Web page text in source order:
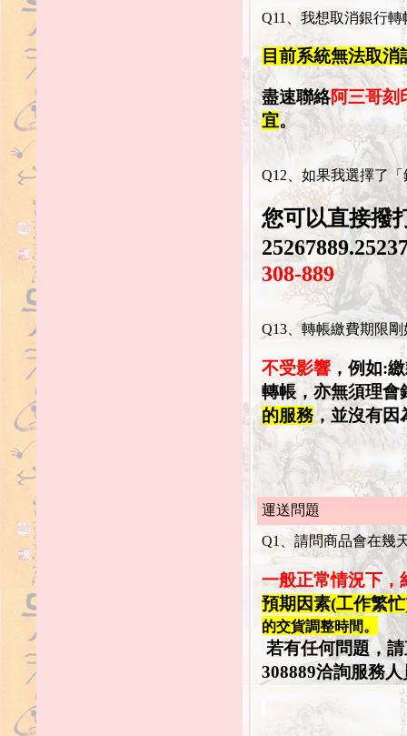
Q11、我想取消銀行
目前系統無法取消
盡速聯絡阿三哥刻
宜。
Q12、如果我選擇了
您可以直接撥
308-889
Q13、轉帳繳費期限
不受影響，例如:
轉帳，亦無須理會
的服務，並沒有因
運送問題
Q1、請問商品會在幾
一般正常情況下，
預期因素(工作繁
的交貨調整時間。
若有任何問題，
308889洽詢服務人